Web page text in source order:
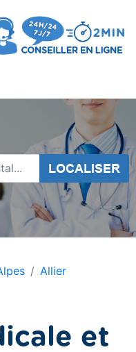
LOCALISER
Allier
et